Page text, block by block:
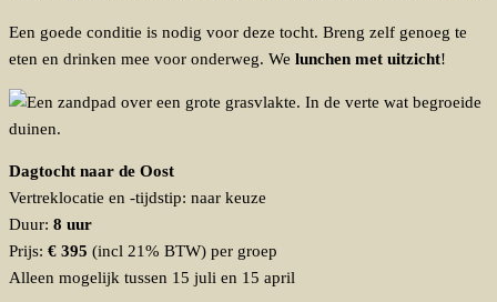
Een goede conditie is nodig voor deze tocht. Breng zelf genoeg te
eten en drinken mee voor onderweg. We lunchen met uitzicht!
Dagtocht naar de Oost
Vertreklocatie en -tijdstip: naar keuze
Duur: 8 uur
Prijs: € 395 (incl 21% BTW) per groep
Alleen mogelijk tussen 15 juli en 15 april